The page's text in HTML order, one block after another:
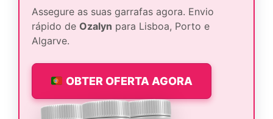
Assegure as suas garrafas agora. Envio
rápido de Ozalyn para Lisboa, Porto e
Algarve.
OBTER OFERTA AGORA